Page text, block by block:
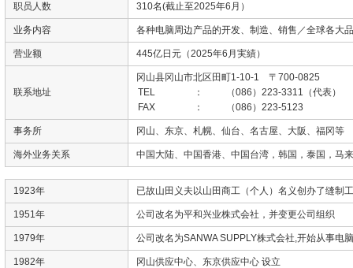
职员人数 310名(截止至2025年6月）
业务内容 各种电脑周边产品的开发、制造、销售／全球各大
营业额 445亿日元（2025年6月実績）
联系地址
冈山县冈山市北区田町1-10-1 〒700-0825
TEL
：
（086）223-3311（代表）
FAX
： （086）223-5123
事务所 冈山、东京、札幌、仙台、名古屋、大阪、福冈等
海外业务关系 中国大陆、中国香港、中国台湾，韩国，泰国，马
1923年 已故山田义夫以山田商工（个人）名义创办了缝制
1951年 公司改名为平和兴业株式会社，并变更公司组织
1979年 公司改名为SANWA SUPPLY株式会社,开始从事电
1982年 冈山供应中心、东京供应中心 设立